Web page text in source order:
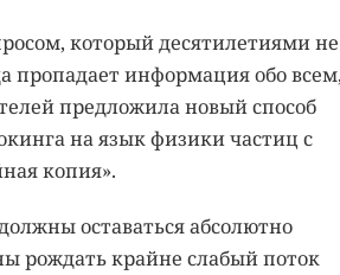
который десятилетиями не
пропадает информация обо
предложила новый способ
на язык физики частиц с
копия».
оставаться абсолютно
рождать крайне слабый поток